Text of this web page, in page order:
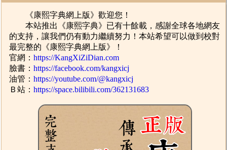
《康熙字典網上版》歡迎您！
本站推出《康熙字典》已有十餘載，感謝全球各地網友
的支持，讓我們仍有動力繼續努力！本站希望可以做到校對
最完整的《康熙字典網上版》！
官網：https://KangXiZiDian.com
臉書：https://facebook.com/kangxicj
油管：https://youtube.com/@kangxicj
Ｂ站：https://space.bilibili.com/362131683